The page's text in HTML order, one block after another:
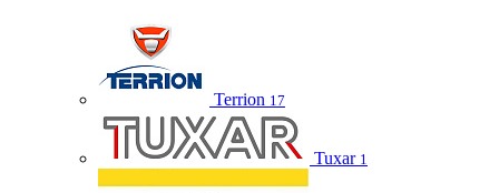
Terrion 17
Tuxar 1